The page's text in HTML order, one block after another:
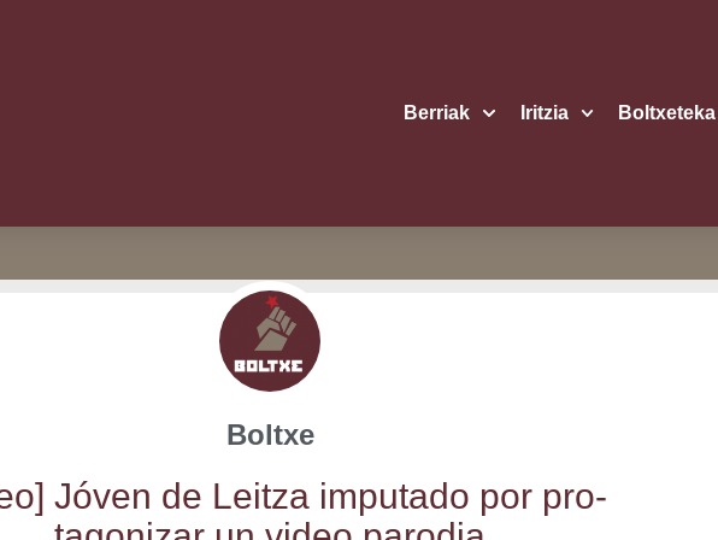
Berriak Iritzia Boltxe­te­ka
Boltxe
Jóven de Leitza impu­tado por pro­